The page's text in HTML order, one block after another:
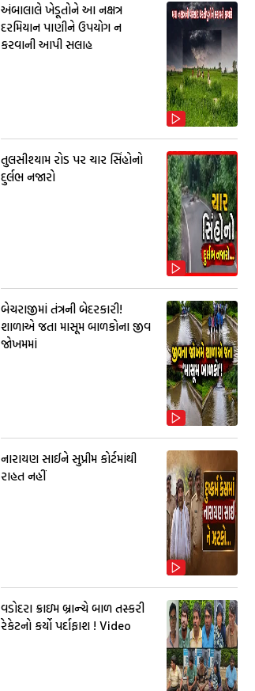
અંબાલાલે ખેડૂતોને આ નક્ષત્ર
દરમિયાન પાણીને ઉપયોગ ન
કરવાની આપી સલાહ
તુલસીશ્યામ રોડ પર ચાર સિંહોનો
દુર્લભ નજારો
બેચરાજીમાં તંત્રની બેદરકારી!
શાળાએ જતા માસૂમ બાળકોના જીવ
જોખમમાં
નારાયણ સાઈને સુપ્રીમ કોર્ટમાંથી
રાહત નહીં
વડોદરા ક્રાઇમ બ્રાન્ચે બાળ તસ્કરી
રેકેટનો કર્યો પર્દાફાશ ! Video